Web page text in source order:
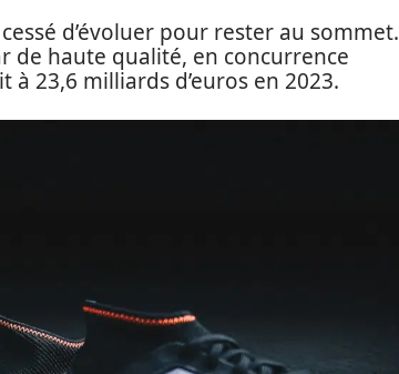
d’évoluer pour rester au sommet.
de haute qualité, en concurrence
à 23,6 milliards d’euros en 2023.